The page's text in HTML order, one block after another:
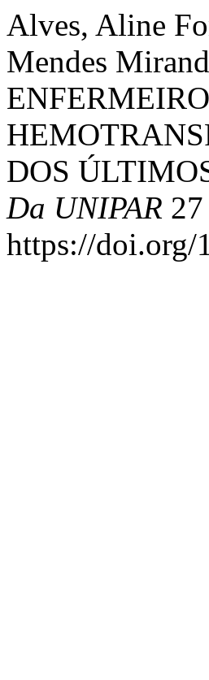
Alves, Aline
Mendes
DOS
Da UNIPAR
https://doi.org/